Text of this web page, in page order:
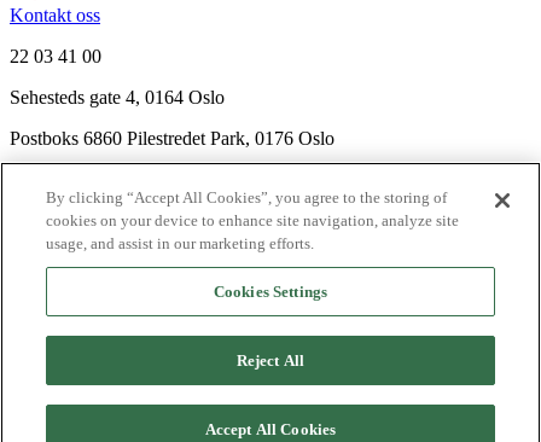
Kontakt oss
22 03 41 00
Sehesteds gate 4, 0164 Oslo
Postboks 6860 Pilestredet Park, 0176 Oslo
Nyhetsbrev
Ledige stillinger
Send inn manus
Agency
By clicking “Accept All Cookies”, you agree to the storing of
cookies on your device to enhance site navigation, analyze site
usage, and assist in our marketing efforts.
Cookies Settings
Reject All
Accept All Cookies